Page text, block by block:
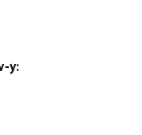
y: